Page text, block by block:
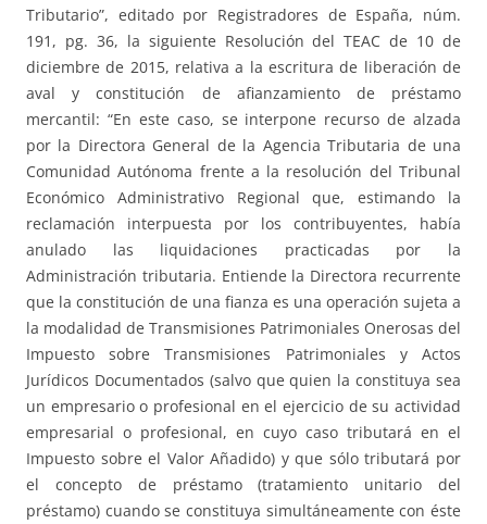
Tributario”, editado por Registradores de España, núm.
191, pg. 36, la siguiente Resolución del TEAC de 10 de
diciembre de 2015, relativa a la escritura de liberación de
aval y constitución de afianzamiento de préstamo
mercantil: “En este caso, se interpone recurso de alzada
por la Directora General de la Agencia Tributaria de una
Comunidad Autónoma frente a la resolución del Tribunal
Económico Administrativo Regional que, estimando la
reclamación interpuesta por los contribuyentes, había
anulado las liquidaciones practicadas por la
Administración tributaria. Entiende la Directora recurrente
que la constitución de una fianza es una operación sujeta a
la modalidad de Transmisiones Patrimoniales Onerosas del
Impuesto sobre Transmisiones Patrimoniales y Actos
Jurídicos Documentados (salvo que quien la constituya sea
un empresario o profesional en el ejercicio de su actividad
empresarial o profesional, en cuyo caso tributará en el
Impuesto sobre el Valor Añadido) y que sólo tributará por
el concepto de préstamo (tratamiento unitario del
préstamo) cuando se constituya simultáneamente con éste